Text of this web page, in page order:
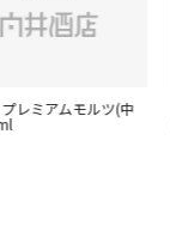
レミアムモルツ(中